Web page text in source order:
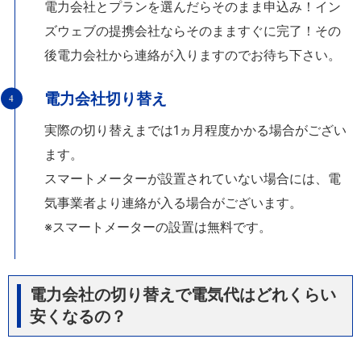
電力会社とプランを選んだらそのまま申込み！イン
ズウェブの提携会社ならそのまますぐに完了！その
後電力会社から連絡が入りますのでお待ち下さい。
電力会社切り替え
実際の切り替えまでは1ヵ月程度かかる場合がござい
ます。
スマートメーターが設置されていない場合には、電
気事業者より連絡が入る場合がございます。
※スマートメーターの設置は無料です。
電力会社の切り替えで電気代はどれくらい
安くなるの？